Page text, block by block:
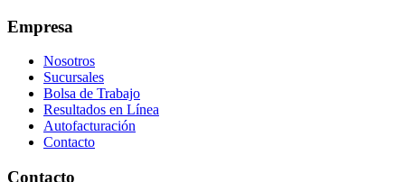
Empresa
Nosotros
Sucursales
Bolsa de Trabajo
Resultados en Línea
Autofacturación
Contacto
Contacto